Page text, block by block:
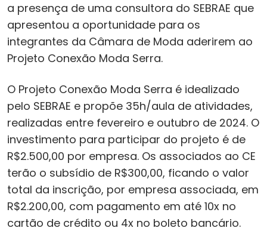
a presença de uma consultora do SEBRAE que
apresentou a oportunidade para os
integrantes da Câmara de Moda aderirem ao
Projeto Conexão Moda Serra.
O Projeto Conexão Moda Serra é idealizado
pelo SEBRAE e propõe 35h/aula de atividades,
realizadas entre fevereiro e outubro de 2024. O
investimento para participar do projeto é de
R$2.500,00 por empresa. Os associados ao CE
terão o subsídio de R$300,00, ficando o valor
total da inscrição, por empresa associada, em
R$2.200,00, com pagamento em até 10x no
cartão de crédito ou 4x no boleto bancário.